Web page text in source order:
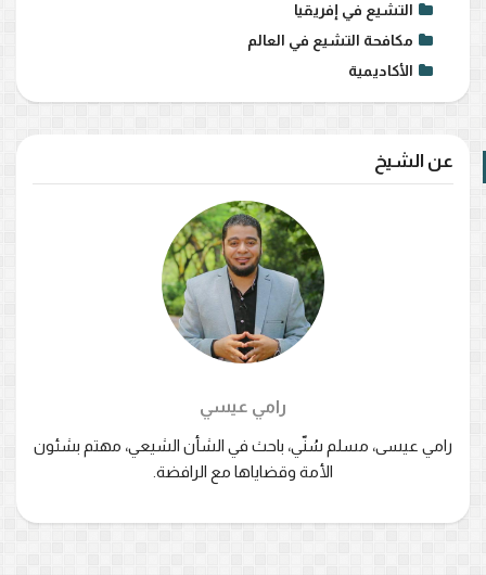
التشيع في إفريقيا
مكافحة التشيع في العالم
الأكاديمية
عن الشيخ
رامي عيسي
رامي عيسى، مسلم سُنّي، باحث في الشأن الشيعي، مهتم بشئون
الأمة وقضاياها مع الرافضة.